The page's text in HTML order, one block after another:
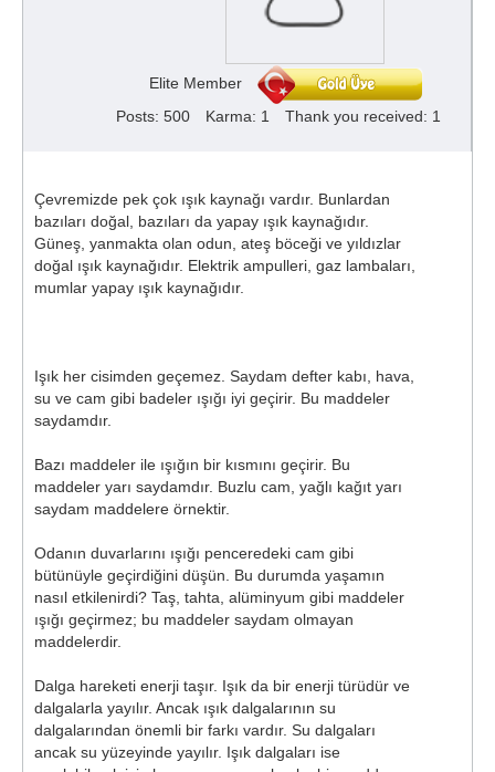
Elite Member
Posts: 500
Karma: 1 Thank you received: 1
Çevremizde pek çok ışık kaynağı vardır. Bunlardan
bazıları doğal, bazıları da yapay ışık kaynağıdır.
Güneş, yanmakta olan odun, ateş böceği ve yıldızlar
doğal ışık kaynağıdır. Elektrik ampulleri, gaz lambaları,
mumlar yapay ışık kaynağıdır.
Işık her cisimden geçemez. Saydam defter kabı, hava,
su ve cam gibi badeler ışığı iyi geçirir. Bu maddeler
saydamdır.
Bazı maddeler ile ışığın bir kısmını geçirir. Bu
maddeler yarı saydamdır. Buzlu cam, yağlı kağıt yarı
saydam maddelere örnektir.
Odanın duvarlarını ışığı penceredeki cam gibi
bütünüyle geçirdiğini düşün. Bu durumda yaşamın
nasıl etkilenirdi? Taş, tahta, alüminyum gibi maddeler
ışığı geçirmez; bu maddeler saydam olmayan
maddelerdir.
Dalga hareketi enerji taşır. Işık da bir enerji türüdür ve
dalgalarla yayılır. Ancak ışık dalgalarının su
dalgalarından önemli bir farkı vardır. Su dalgaları
ancak su yüzeyinde yayılır. Işık dalgaları ise